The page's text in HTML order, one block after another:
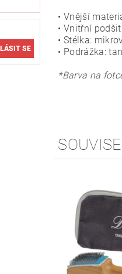
• Vnější
• Vnitřní
• Stélka:
• Podrážka:
*Barva na